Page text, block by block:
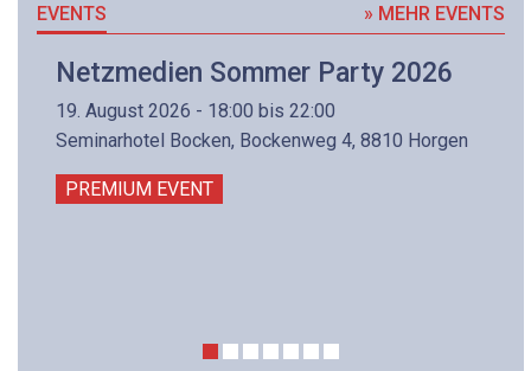
EVENTS » MEHR EVENTS
Netzmedien Sommer Party 2026
19. August 2026 - 18:00 bis 22:00
Seminarhotel Bocken, Bockenweg 4, 8810 Horgen
PREMIUM EVENT